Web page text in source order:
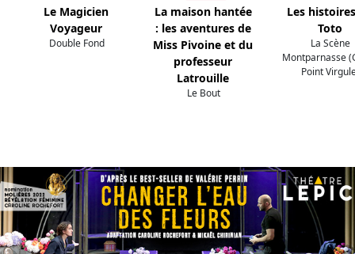
Le Magicien
Voyageur
Double Fond
La maison hantée
: les aventures de
Miss Pivoine et du
professeur
Latrouille
Le Bout
Les
Toto
La Scène
Montparnasse
Point